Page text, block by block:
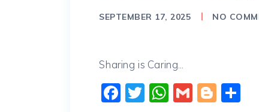
SEPTEMBER 17, 2025 NO
Sharing is Caring...
Facebook
Twitter
WhatsApp
Gmail